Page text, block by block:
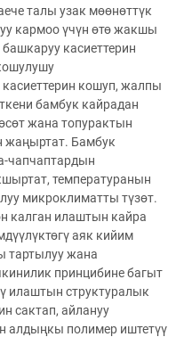
талы узак мөөнөттүк
кармоо үчүн өтө жакшы
касиеттерин
кошуп, жалпы
бамбук кайрадан
жана топурактын
жаңыртат. Бамбук
чапчаптардын
температуранын
микроклиматты түзөт.
калган илаштын кайра
аяк кийим
тартылуу жана
принцибине багыт
илаштын структуралык
сактап, айлануу
алдыңкы полимер иштетүү